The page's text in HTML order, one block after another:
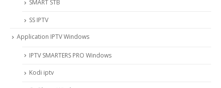
SMART STB
SS IPTV
Application IPTV Windows
IPTV SMARTERS PRO Windows
Kodi iptv